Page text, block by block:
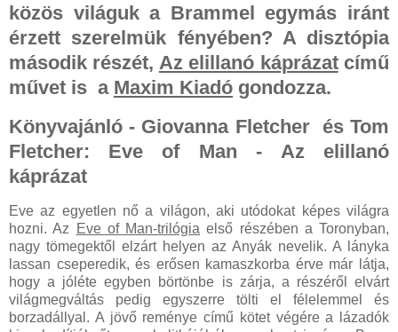
közös világuk a Brammel egymás iránt
érzett szerelmük fényében? A disztópia
második részét, Az elillanó káprázatcímű
művet is a Maxim Kiadó gondozza.
Könyvajánló - Giovanna Fletcher és Tom
Fletcher: Eve of Man - Az elillanó
káprázat
Eve az egyetlen nő a világon, aki utódokat képes világra
hozni. Az
Eve of Man-trilógia első részében a Toronyban,
nagy tömegektől elzárt helyen az Anyák nevelik. A lányka
lassan cseperedik, és erősen kamaszkorba érve már látja,
hogy a jóléte egyben börtönbe is zárja, a részéről elvárt
világmegváltás pedig egyszerre tölti el félelemmel és
borzadállyal. A jövő reménye című kötet végére a lázadók